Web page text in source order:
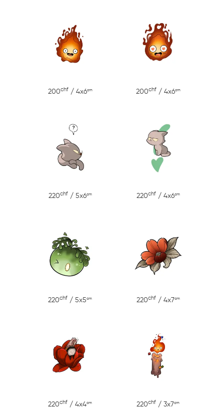
200chf / 4x6cm 200chf / 4x6cm
220chf / 5x6cm 220chf / 4x6cm
220chf / 5x5cm 220chf / 4x7cm
220chf / 4x4cm 220chf / 3x7cm